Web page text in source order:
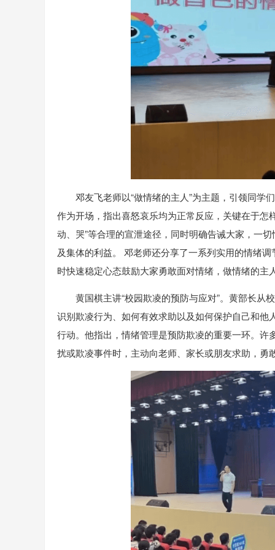
邓友飞老师以“做情绪的主人”为主题，引领同学
作为开场，指出喜怒哀乐均为正常反应，关键在于怎
动、哭”等合理的宣泄途径，同时明确告诫大家，一
及集体的利益。 邓老师还分享了一系列实用的情绪调
时快速稳定心态鼓励大家勇敢面对情绪，做情绪的主
黄国棋主讲“校园欺凌的预防与应对”。黄部长
识别欺凌行为、如何有效求助以及如何保护自己和
行动。他指出，情绪管理是预防欺凌的重要一环。
扰或欺凌事件时，主动向老师、家长或朋友求助，勇